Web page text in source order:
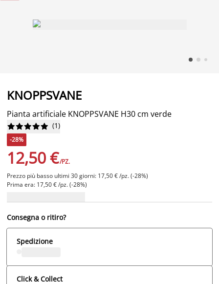
KNOPPSVANE
Pianta artificiale KNOPPSVANE H30 cm verde





 (1)
-28%
12,50 €/PZ.
Prezzo più basso ultimi 30 giorni: 17,50 € /pz. (-28%)
Prima era: 17,50 € /pz. (-28%)
Consegna o ritiro?
Spedizione
Click & Collect